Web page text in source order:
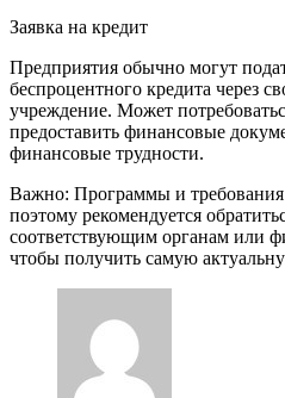
Заявка на кредит
Предприятия обычно могут
беспроцентного кредита через
учреждение. Может
предоставить финансовые
финансовые трудности.
Важно: Программы и требования
поэтому рекомендуется
соответствующим органам или
чтобы получить самую